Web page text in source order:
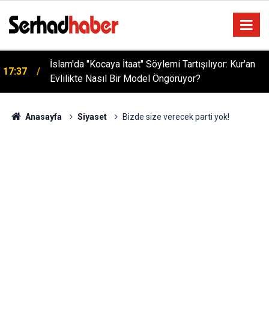
17:37
İslam'da "Kocaya İtaat" Söylemi Tartışılıyor: Kur'an
Evlilikte Nasıl Bir Model Öngörüyor?
Anasayfa Siyaset Bizde size verecek parti yok!